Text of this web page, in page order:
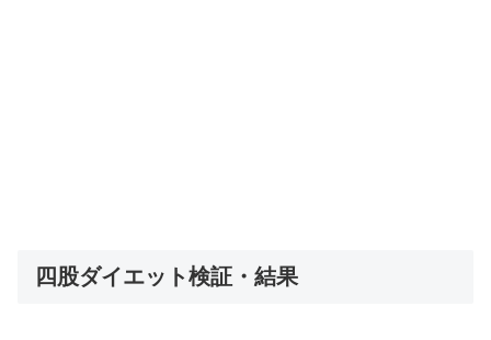
四股ダイエット検証・結果